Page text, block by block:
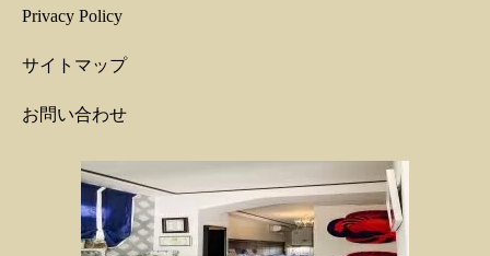
Privacy Policy
サイトマップ
お問い合わせ